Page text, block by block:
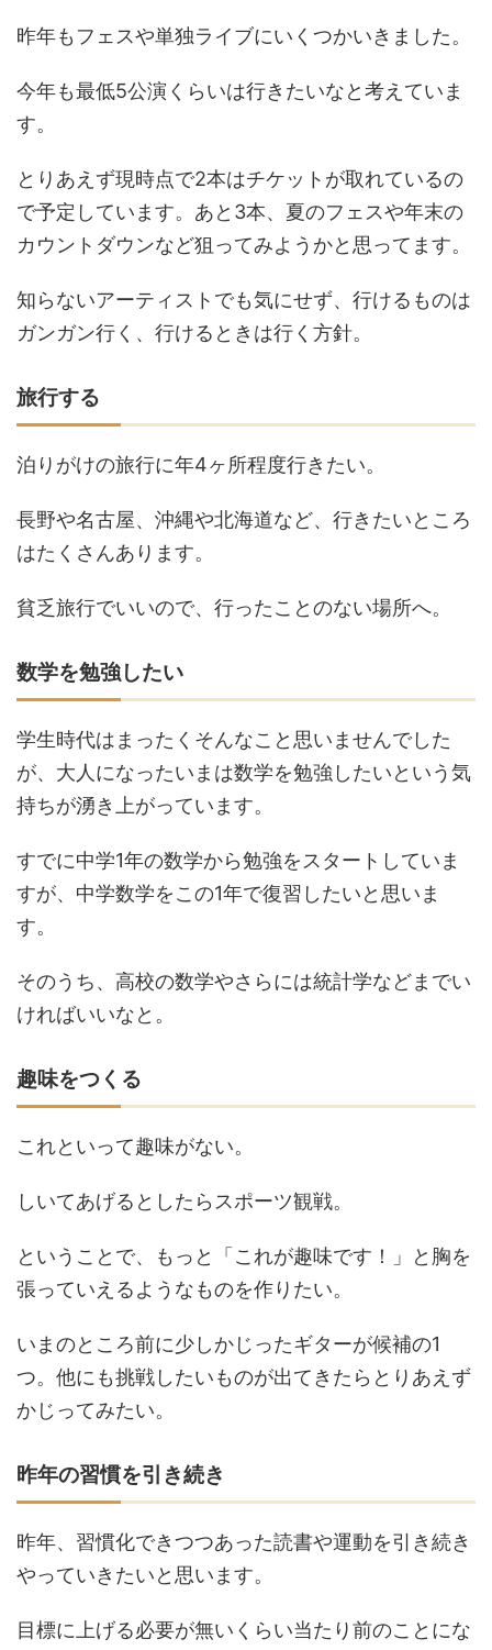
昨年もフェスや単独ライブにいくつかいきました。
今年も最低5公演くらいは行きたいなと考えていま
す。
とりあえず現時点で2本はチケットが取れているの
で予定しています。あと3本、夏のフェスや年末の
カウントダウンなど狙ってみようかと思ってます。
知らないアーティストでも気にせず、行けるものは
ガンガン行く、行けるときは行く方針。
旅行する
泊りがけの旅行に年4ヶ所程度行きたい。
長野や名古屋、沖縄や北海道など、行きたいところ
はたくさんあります。
貧乏旅行でいいので、行ったことのない場所へ。
数学を勉強したい
学生時代はまったくそんなこと思いませんでした
が、大人になったいまは数学を勉強したいという気
持ちが湧き上がっています。
すでに中学1年の数学から勉強をスタートしていま
すが、中学数学をこの1年で復習したいと思いま
す。
そのうち、高校の数学やさらには統計学などまでい
ければいいなと。
趣味をつくる
これといって趣味がない。
しいてあげるとしたらスポーツ観戦。
ということで、もっと「これが趣味です！」と胸を
張っていえるようなものを作りたい。
いまのところ前に少しかじったギターが候補の1
つ。他にも挑戦したいものが出てきたらとりあえず
かじってみたい。
昨年の習慣を引き続き
昨年、習慣化できつつあった読書や運動を引き続き
やっていきたいと思います。
目標に上げる必要が無いくらい当たり前のことにな